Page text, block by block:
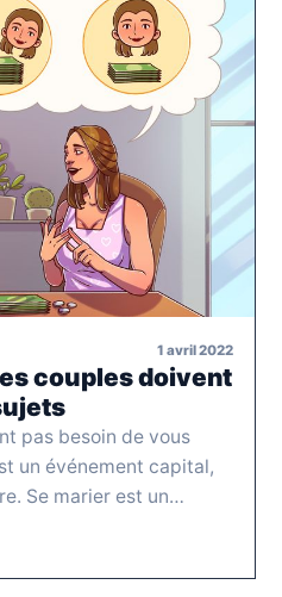
1 avril 2022
couples doivent
pas besoin de vous
un événement capital,
Se marier est un…